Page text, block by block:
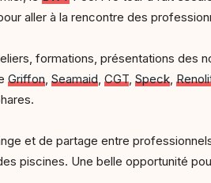
aller à la rencontre des
formations, présentations des
Griffon, Seamaid, CGT, Speck,
et de partage entre
piscines. Une belle opportunité